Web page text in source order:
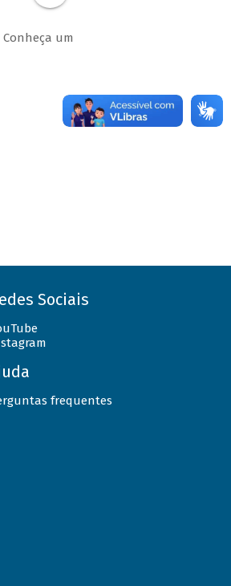
um
Sociais
frequentes